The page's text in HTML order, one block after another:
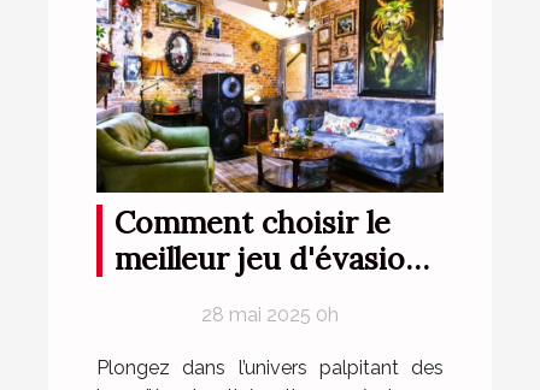
Comment choisir le
meilleur jeu d'évasion
prochaine aventure
28 mai 2025 0h
Plongez dans l’univers palpitant des